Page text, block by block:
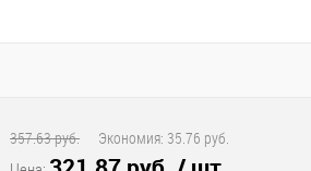
357.63 руб. Экономия: 35.76 руб.